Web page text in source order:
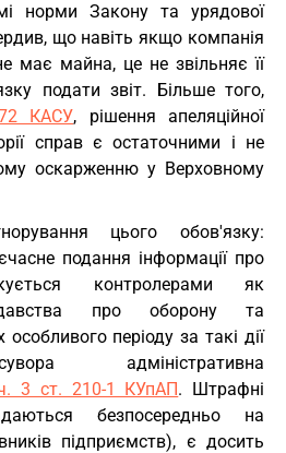
норми Закону та урядової
що навіть якщо компанія
має майна, це не звільняє її
подати звіт. Більше того,
КАСУ, рішення апеляційної
справ є остаточними і не
оскарженню у Верховному
цього обов'язку:
подання інформації про
контролерами як
про оборону та
періоду за такі дії
адміністративна
3 ст. 210-1 КУпАП. Штрафні
безпосередньо на
підприємств), є досить